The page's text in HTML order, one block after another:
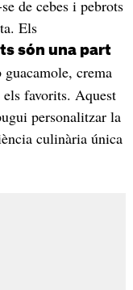
de cebes i pebrots
Els
són una part
guacamole, crema
favorits. Aquest
personalitzar la
culinària única